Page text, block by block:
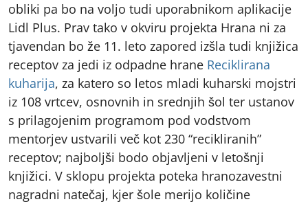
obliki pa bo na voljo tudi uporabnikom aplikacije
Lidl Plus. Prav tako v okviru projekta Hrana ni za
tjavendan bo že 11. leto zapored izšla tudi knjižica
receptov za jedi iz odpadne hrane Reciklirana
kuharija, za katero so letos mladi kuharski mojstri
iz 108 vrtcev, osnovnih in srednjih šol ter ustanov
s prilagojenim programom pod vodstvom
mentorjev ustvarili več kot 230 “recikliranih”
receptov; najboljši bodo objavljeni v letošnji
knjižici. V sklopu projekta poteka hranozavestni
nagradni natečaj, kjer šole merijo količine